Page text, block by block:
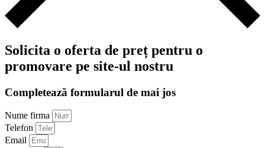
Solicita o oferta de preț pentru o
promovare pe site-ul nostru
Completează formularul de mai jos
Nume firma
Telefon
Email